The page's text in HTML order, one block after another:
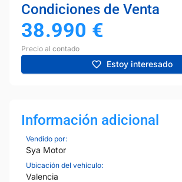
Condiciones de Venta
38.990 €
Precio al contado
Estoy interesado
Información adicional
Vendido por:
Sya Motor
Ubicación del vehículo:
Valencia